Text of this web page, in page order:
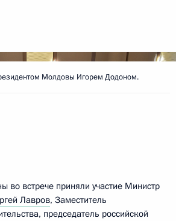
Молдовы Игорем Додоном.
во встрече приняли участие Министр
Лавров, Заместитель
председатель российской